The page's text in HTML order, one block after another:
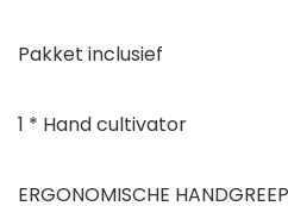
Pakket inclusief
1 * Hand cultivator
ERGONOMISCHE